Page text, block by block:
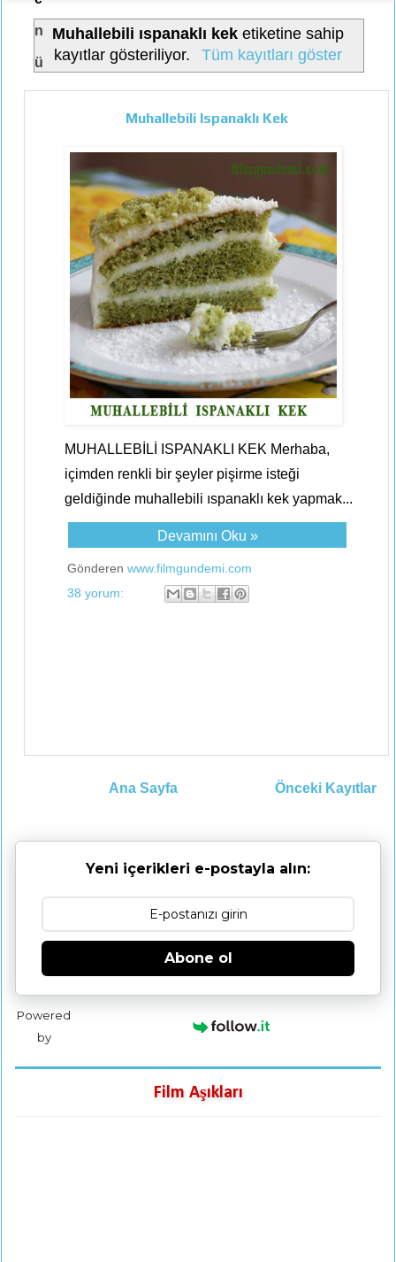
n
ü
Muhallebili ıspanaklı kek etiketine sahip
kayıtlar gösteriliyor.
Tüm kayıtları göster
Muhallebili Ispanaklı Kek
MUHALLEBİLİ ISPANAKLI KEK Merhaba,
içimden renkli bir şeyler pişirme isteği
geldiğinde muhallebili ıspanaklı kek yapmak...
Devamını Oku »
Gönderen www.filmgundemi.com
38 yorum:
Önceki Kayıtlar
Ana Sayfa
Yeni içerikleri e-postayla alın:
Abone ol
Powered
by
Film Aşıkları